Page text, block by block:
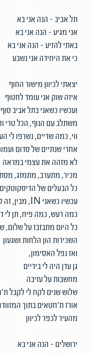
תל אביב - הנה אני בא
אני מגיע - הנה אני בא
באתי להזיע - הנה אני בא
כי את היחידה אני נשבע
יצאתי לכיוון מישור החוף
איזה שוק אני עומד לחטוף
ועכשיו כשאני בתל אביב
משתלב עם הנוף, הכל טרי
ווי, כמה שדיים, נשרפו לי
אחרי שנתיים של סדום
לא מזהה את עצמי במראה
מכיר, מתערב, מתמזג,
כל הבעלים של הדיסקוטקים
עכשיו כשאני IN, מבין, זה לא נוצץ
כמה רעש, כמה פיח, תן לי
כל היום מתבזבז על שלום,
השכירות הון הלחות ושגעון
ואז נפל האסימון,
גן עדן היה לי בידיים
מחשבות על עזיבה
שלוש שנים לקח לי לקבל
אורז ת'חטאים בתוך
מהעיר לכפר לכיוון
ירושלים - הנה אני בא